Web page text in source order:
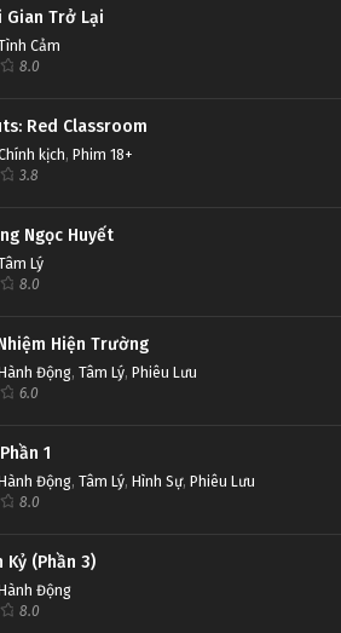
Gian Trở Lại
Cảm
8.0
Red Classroom
kịch, Phim 18+
3.8
Ngọc Huyết
Lý
8.0
Hiện Trường
Động, Tâm Lý, Phiêu Lưu
6.0
1
Động, Tâm Lý, Hình Sự, Phiêu Lưu
8.0
Kỷ (Phần 3)
Động
8.0